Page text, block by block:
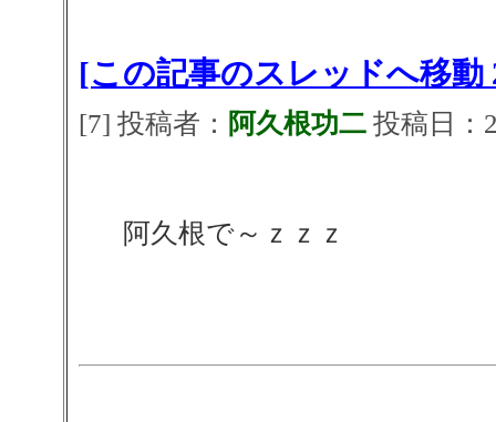
[この記事のスレッドへ移動
[7] 投稿者： 阿久根功二投稿日：
阿久根で～ｚｚｚ